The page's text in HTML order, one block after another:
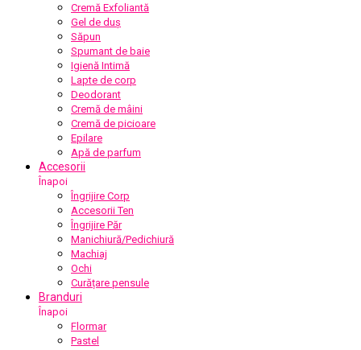
Cremă Exfoliantă
Gel de duș
Săpun
Spumant de baie
Igienă Intimă
Lapte de corp
Deodorant
Cremă de mâini
Cremă de picioare
Epilare
Apă de parfum
Accesorii
Înapoi
Îngrijire Corp
Accesorii Ten
Îngrijire Păr
Manichiură/Pedichiură
Machiaj
Ochi
Curățare pensule
Branduri
Înapoi
Flormar
Pastel